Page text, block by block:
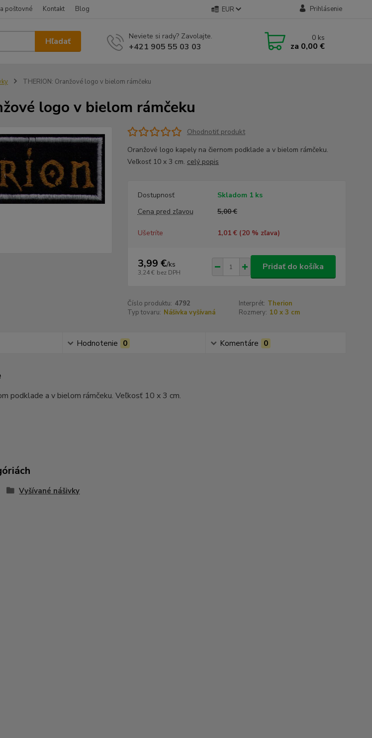
poštovné Kontakt Blog EUR Prihlásenie
Hľadať Neviete si rady? Zavolajte.
+421 905 55 03 03
0 ks
za 0,00 €
THERION: Oranžové logo v bielom rámčeku
logo v bielom rámčeku
Ohodnotiť produkt
Oranžové logo kapely na čiernom podklade a v bielom rámčeku.
Veľkosť 10 x 3 cm. celý popis
Dostupnosť
Skladom 1 ks
Cena pred zľavou
5,00 €
Ušetríte 1,01 € (20% zľava)
3,99 €/ks
3,24 € bez DPH
Pridať do košíka
Číslo produktu: 4792 Interprét: Therion
Typ tovaru: Nášivka vyšívaná Rozmery: 10 x 3 cm
Hodnotenie 0 Komentáre 0
podklade a v bielom rámčeku. Veľkosť 10 x 3 cm.
Vyšívané nášivky